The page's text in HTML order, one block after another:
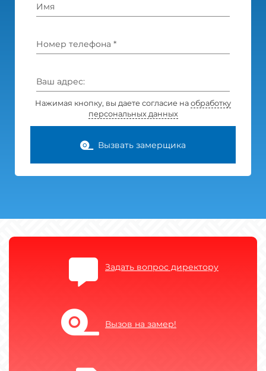
Имя
Номер телефона *
Ваш адрес:
Нажимая кнопку, вы даете согласие на обработку
персональных данных
Вызвать замерщика
Задать вопрос директору
Вызов на замер!